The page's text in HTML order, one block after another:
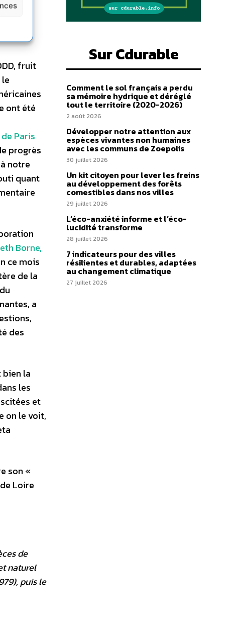
fruit
ont été
Paris
progrès
notre
quant
Borne,
ce mois
de la
a
des
bien la
les
et
on le voit,
son «
Loire
de
naturel
puis le
Sur Cdurable
Comment le sol français a perdu
sa mémoire hydrique et déréglé
tout le territoire (2020-2026)
2 août 2026
Développer notre attention aux
espèces vivantes non humaines
avec les communs de Zoepolis
30 juillet 2026
Un kit citoyen pour lever les freins
au développement des forêts
comestibles dans nos villes
29 juillet 2026
L’éco-anxiété informe et l’éco-
lucidité transforme
28 juillet 2026
7 indicateurs pour des villes
résilientes et durables, adaptées
au changement climatique
27 juillet 2026